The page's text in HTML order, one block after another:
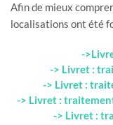
Afin de mieux
localisations ont été
-
-> Livret :
-> Livret :
-> Livret :
-> Livret :